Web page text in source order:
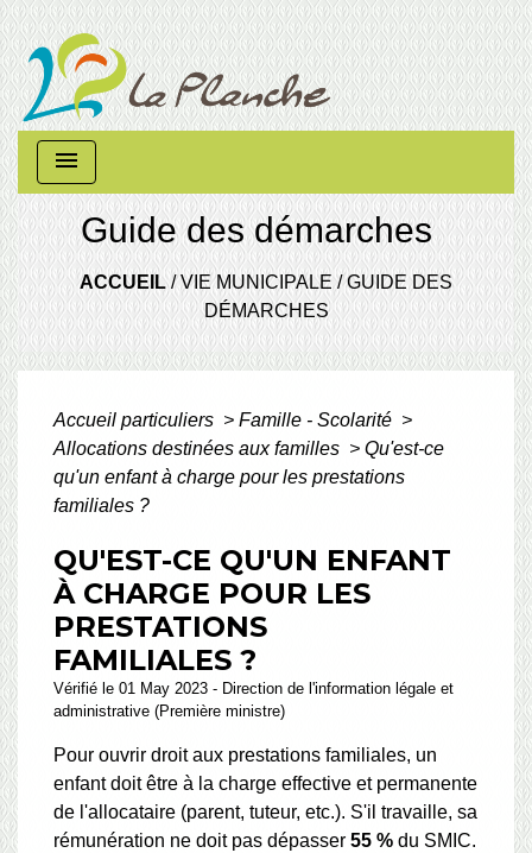
menu
Guide des démarches
ACCUEIL/VIE MUNICIPALE/GUIDE DES
DÉMARCHES
Accueil particuliers > Famille - Scolarité >
Allocations destinées aux familles > Qu'est-ce
qu'un enfant à charge pour les prestations
familiales ?
QU'EST-CE QU'UN ENFANT
À CHARGE POUR LES
PRESTATIONS
FAMILIALES ?
Vérifié le 01 May 2023 - Direction de l'information légale et
administrative (Première ministre)
Pour ouvrir droit aux prestations familiales, un
enfant doit être à la charge effective et permanente
de l'allocataire (parent, tuteur, etc.). S'il travaille, sa
rémunération ne doit pas dépasser 55 % du SMIC.